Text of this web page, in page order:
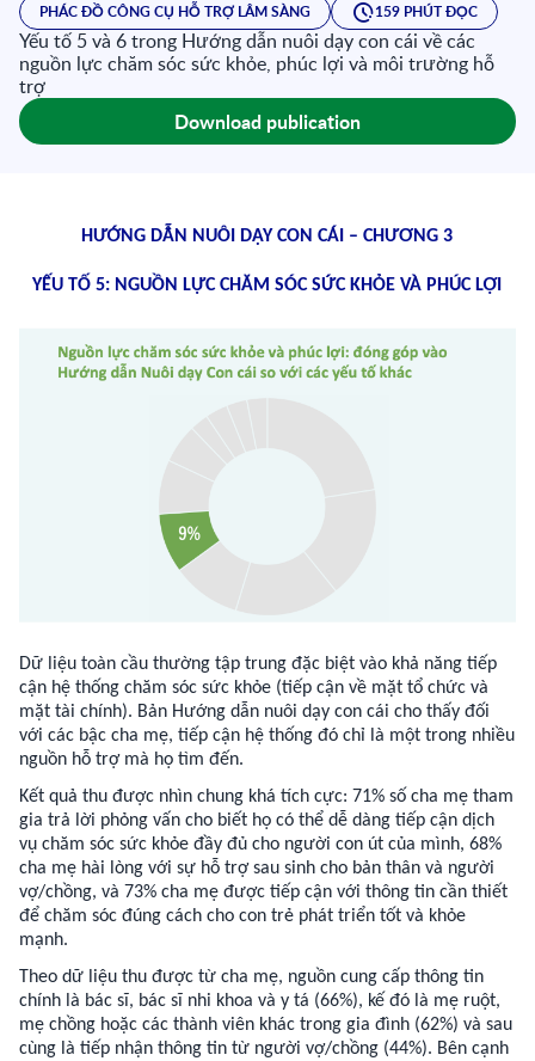
PHÁC ĐỒ CÔNG CỤ HỖ TRỢ LÂM SÀNG 159 PHÚT ĐỌC
Yếu tố 5 và 6 trong Hướng dẫn nuôi dạy con cái về các
nguồn lực chăm sóc sức khỏe, phúc lợi và môi trường hỗ
trợ
Download publication
HƯỚNG DẪN NUÔI DẠY CON CÁI – CHƯƠNG 3
YẾU TỐ 5: NGUỒN LỰC CHĂM SÓC SỨC KHỎE VÀ PHÚC LỢI
Dữ liệu toàn cầu thường tập trung đặc biệt vào khả năng tiếp
cận hệ thống chăm sóc sức khỏe (tiếp cận về mặt tổ chức và
mặt tài chính). Bản Hướng dẫn nuôi dạy con cái cho thấy đối
với các bậc cha mẹ, tiếp cận hệ thống đó chỉ là một trong nhiều
nguồn hỗ trợ mà họ tìm đến.
Kết quả thu được nhìn chung khá tích cực: 71% số cha mẹ tham
gia trả lời phỏng vấn cho biết họ có thể dễ dàng tiếp cận dịch
vụ chăm sóc sức khỏe đầy đủ cho người con út của mình, 68%
cha mẹ hài lòng với sự hỗ trợ sau sinh cho bản thân và người
vợ/chồng, và 73% cha mẹ được tiếp cận với thông tin cần thiết
để chăm sóc đúng cách cho con trẻ phát triển tốt và khỏe
mạnh.
Theo dữ liệu thu được từ cha mẹ, nguồn cung cấp thông tin
chính là bác sĩ, bác sĩ nhi khoa và y tá (66%), kế đó là mẹ ruột,
mẹ chồng hoặc các thành viên khác trong gia đình (62%) và sau
cùng là tiếp nhận thông tin từ người vợ/chồng (44%). Bên cạnh